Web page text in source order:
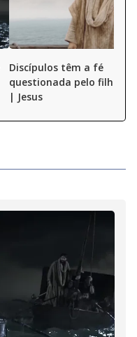
Discípulos têm a fé
questionada pelo filho de
| Jesus